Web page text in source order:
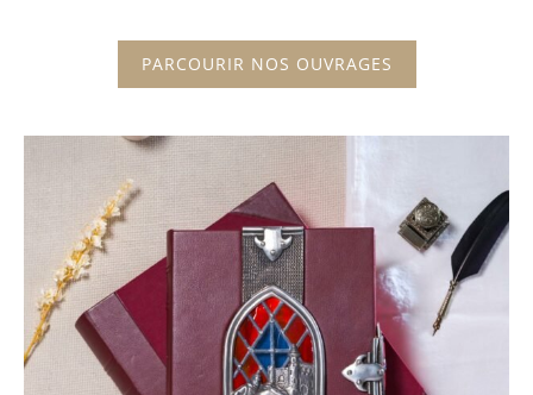
PARCOURIR NOS OUVRAGES